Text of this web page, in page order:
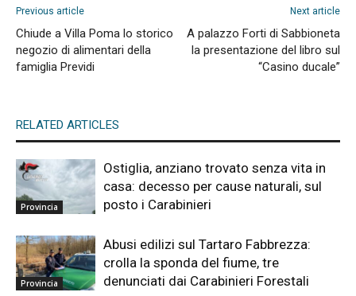
Previous article
Chiude a Villa Poma lo storico
negozio di alimentari della
famiglia Previdi
Next article
A palazzo Forti di Sabbioneta
la presentazione del libro sul
“Casino ducale”
RELATED ARTICLES
Provincia
Ostiglia, anziano trovato senza vita in
casa: decesso per cause naturali, sul
posto i Carabinieri
Provincia
Abusi edilizi sul Tartaro Fabbrezza:
crolla la sponda del fiume, tre
denunciati dai Carabinieri Forestali